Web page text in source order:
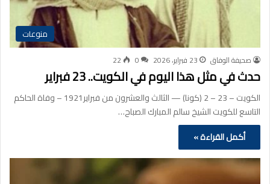
منوعات
صحيفة الوفاق 23 فبراير، 2026 0
22
حدث في مثل هذا اليوم في الكويت.. 23 فبراير
الكويت – 23 – 2 (كونا) — الثالث والعشرون من فبراير1921 – وفاة الحاكم
التاسع للكويت الشيخ سالم المبارك الصباح…
أكمل القراءة »